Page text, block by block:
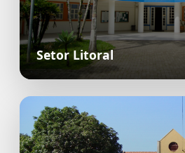
Setor Litoral